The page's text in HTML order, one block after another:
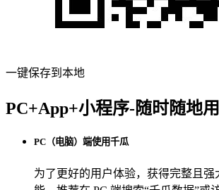
一键保存到本地
PC+App+小程序-随时随地
PC（电脑）端使用千瓜
为了更好的用户体验，获得完整且强